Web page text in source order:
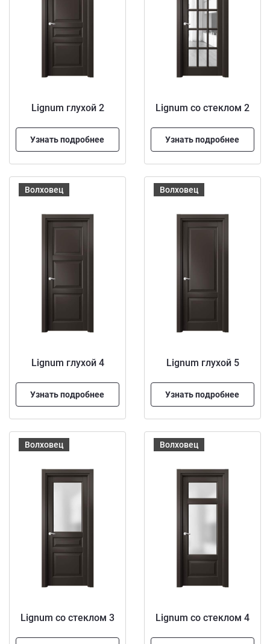
Lignum глухой 2
Узнать подробнее
Lignum со стеклом 2
Узнать подробнее
Волховец
Lignum глухой 4
Узнать подробнее
Волховец
Lignum глухой 5
Узнать подробнее
Волховец
Lignum со стеклом 3
Волховец
Lignum со стеклом 4